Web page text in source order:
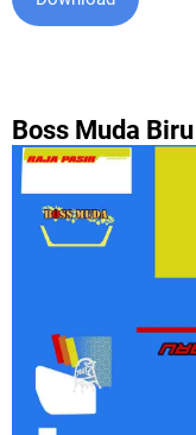
Boss Muda Biru